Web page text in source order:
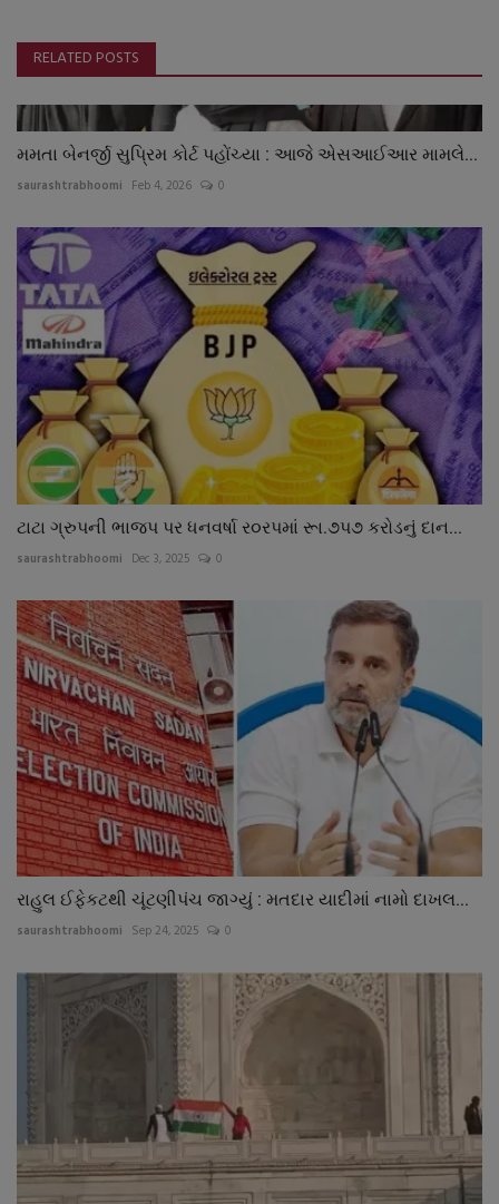
RELATED POSTS
મમતા બેનર્જી સુપ્રિમ કોર્ટ પહોંચ્યા : આજે એસઆઈઆર મામલે...
saurashtrabhoomi Feb 4, 2026 0
ટાટા ગ્રુપની ભાજપ પર ધનવર્ષા ર૦રપમાં રૂા.૭પ૭ કરોડનું દાન...
saurashtrabhoomi Dec 3, 2025 0
રાહુલ ઈફેકટથી ચૂંટણીપંચ જાગ્યું : મતદાર યાદીમાં નામો દાખલ...
saurashtrabhoomi Sep 24, 2025 0